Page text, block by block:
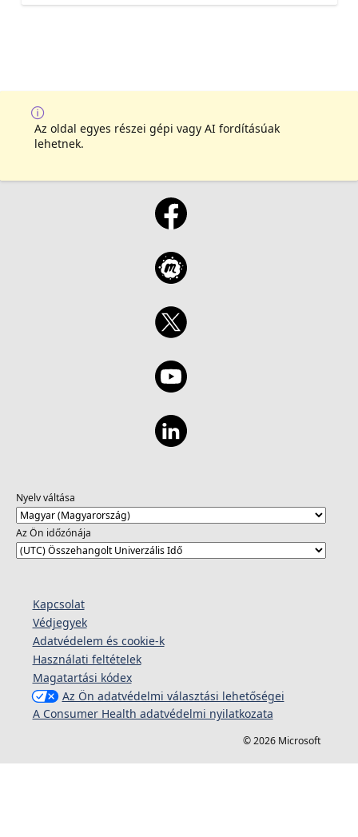
Az oldal egyes részei gépi vagy AI fordításúak
lehetnek.
Nyelv váltása
Az Ön időzónája
Kapcsolat
Védjegyek
Adatvédelem és cookie-k
Használati feltételek
Magatartási kódex
Az Ön adatvédelmi választási lehetőségei
A Consumer Health adatvédelmi nyilatkozata
© 2026 Microsoft